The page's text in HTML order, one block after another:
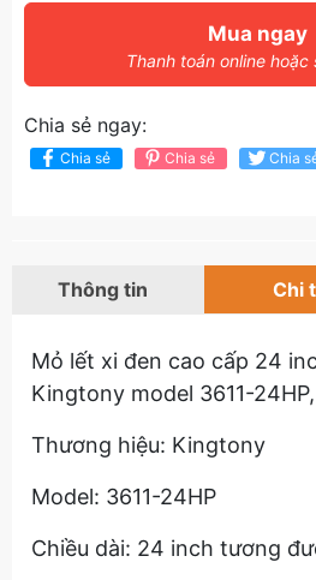
Mua ngay
Thanh toán online hoặc
Chia sẻ ngay:
Chia sẻ Chia sẻ Chia
Thông tin Chi
Mỏ lết xi đen cao cấp 24
Kingtony model 3611-
Thương hiệu: Kingtony
Model: 3611-24HP
Chiều dài: 24 inch tương